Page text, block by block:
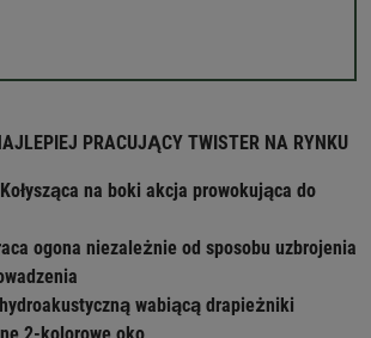
PRACUJĄCY TWISTER NA RYNKU
Kołysząca na boki akcja prowokująca do
ogona niezależnie od sposobu uzbrojenia
wabiącą drapieżniki